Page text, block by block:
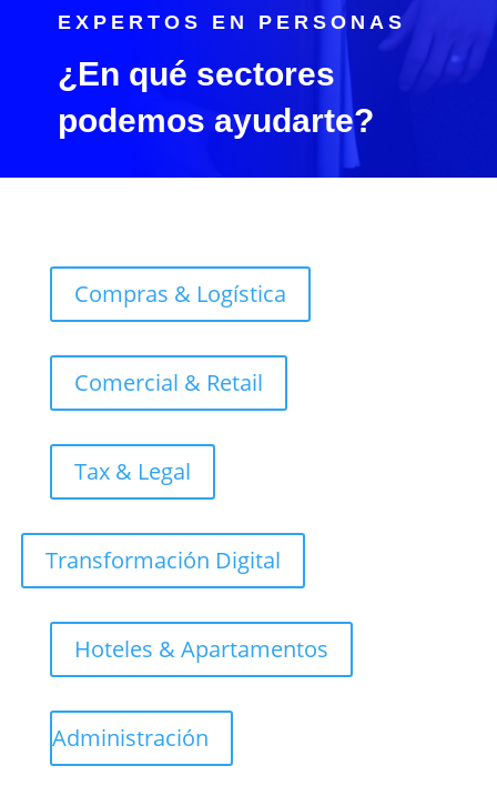
EXPERTOS EN PERSONAS
¿En qué sectores
podemos ayudarte?
Compras & Logística
Comercial & Retail
Tax & Legal
Transformación Digital
Hoteles & Apartamentos
Administración